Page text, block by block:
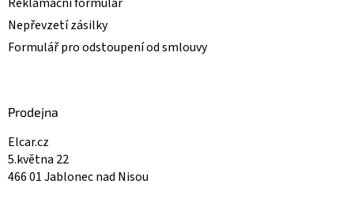
Nepřevzetí zásilky
Formulář pro odstoupení od smlouvy
Prodejna
Elcar.cz
5.května 22
466 01 Jablonec nad Nisou